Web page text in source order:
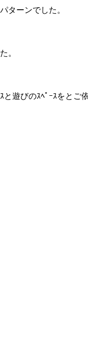
ーンでした。
。
遊びのｽﾍﾟｰｽをとご